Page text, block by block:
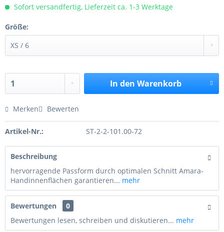
Sofort versandfertig, Lieferzeit ca. 1-3 Werktage
Größe:
In den Warenkorb
Merken Bewerten
Artikel-Nr.: ST-2-2-101.00-72
Beschreibung
hervorragende Passform durch optimalen Schnitt Amara-
Handinnenflächen garantieren... mehr
Bewertungen
0
Bewertungen lesen, schreiben und diskutieren... mehr